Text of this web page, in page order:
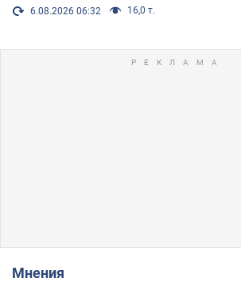
6.08.2026 06:32 16,0 т.
Мнения